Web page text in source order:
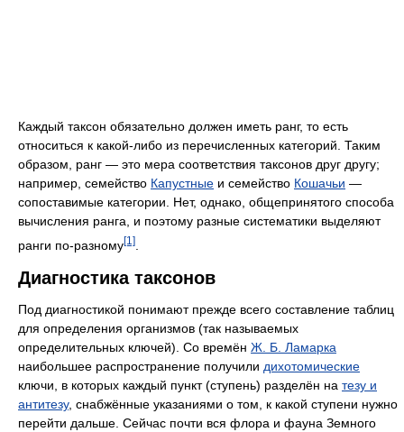
Каждый таксон обязательно должен иметь ранг, то есть
относиться к какой-либо из перечисленных категорий. Таким
образом, ранг — это мера соответствия таксонов друг другу;
например, семейство Капустные и семейство Кошачьи —
сопоставимые категории. Нет, однако, общепринятого способа
вычисления ранга, и поэтому разные систематики выделяют
ранги по-разному[1]
Диагностика таксонов
Под диагностикой понимают прежде всего составление таблиц
для определения организмов (так называемых
определительных ключей). Со времён Ж. Б. Ламарка
наибольшее распространение получили дихотомические
ключи, в которых каждый пункт (ступень) разделён на тезу и
антитезу, снабжённые указаниями о том, к какой ступени нужно
перейти дальше. Сейчас почти вся флора и фауна Земного